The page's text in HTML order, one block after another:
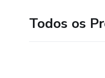
Todos os